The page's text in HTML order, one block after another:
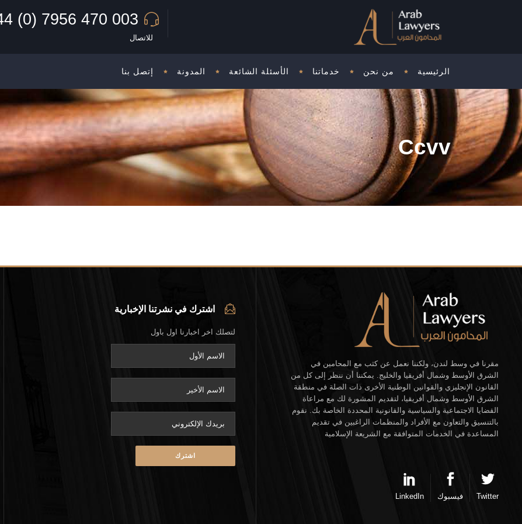
(0) 7956 470 003
للاتصال
الرئيسية من نحن خدماتنا الأسئلة الشائعة المدونة إتصل بنا
Ccvv
مقرنا في وسط لندن، ولكننا نعمل عن كثب مع المحامين في
الشرق الأوسط وشمال أفريقيا والخليج. يمكننا أن ننظر إلى كل من
القانون الإنجليزي والقوانين الوطنية الأخرى ذات الصلة في منطقة
الشرق الأوسط وشمال أفريقيا، لتقديم المشورة لك مع مراعاة
القضايا الاجتماعية والسياسية والقانونية المحددة الخاصة بك. نقوم
بالتنسيق والتعاون مع الأفراد والمنظمات الراغبين في تقديم
المساعدة في الخدمات المتوافقة مع الشريعة الإسلامية
Twitter فيسبوك LinkedIn
اشترك في نشرتنا الإخبارية
لتصلك اخر اخبارنا اول باول
this field empty.